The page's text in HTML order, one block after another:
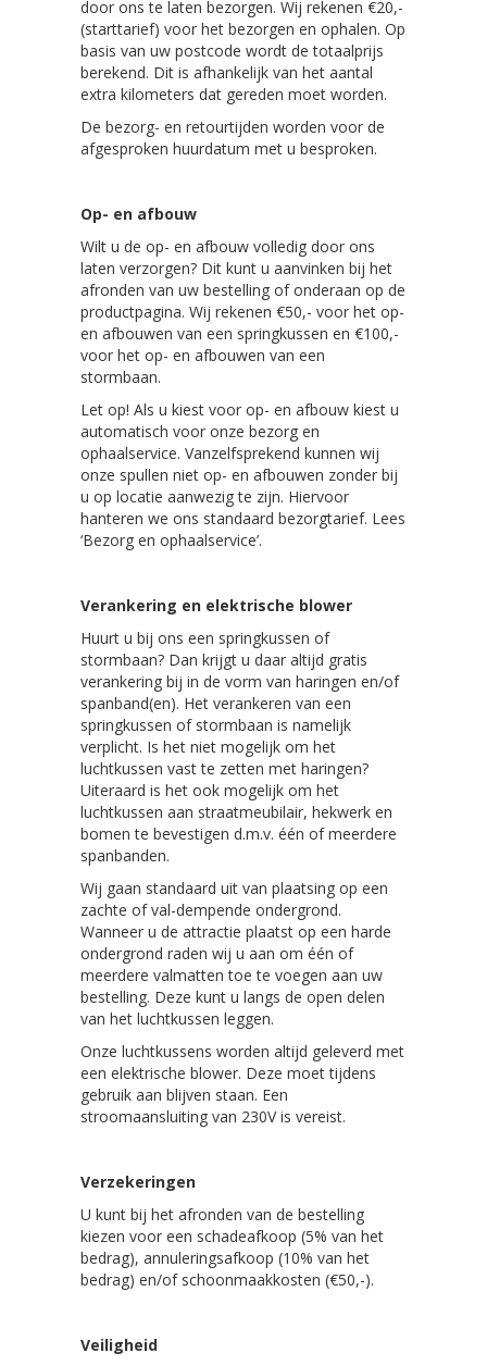
door ons te laten bezorgen. Wij rekenen €20,-
(starttarief) voor het bezorgen en ophalen. Op
basis van uw postcode wordt de totaalprijs
berekend. Dit is afhankelijk van het aantal
extra kilometers dat gereden moet worden.
De bezorg- en retourtijden worden voor de
afgesproken huurdatum met u besproken.
Op- en afbouw
Wilt u de op- en afbouw volledig door ons
laten verzorgen? Dit kunt u aanvinken bij het
afronden van uw bestelling of onderaan op de
productpagina. Wij rekenen €50,- voor het op-
en afbouwen van een springkussen en €100,-
voor het op- en afbouwen van een
stormbaan.
Let op! Als u kiest voor op- en afbouw kiest u
automatisch voor onze bezorg en
ophaalservice. Vanzelfsprekend kunnen wij
onze spullen niet op- en afbouwen zonder bij
u op locatie aanwezig te zijn. Hiervoor
hanteren we ons standaard bezorgtarief. Lees
‘Bezorg en ophaalservice’.
Verankering en elektrische blower
Huurt u bij ons een springkussen of
stormbaan? Dan krijgt u daar altijd gratis
verankering bij in de vorm van haringen en/of
spanband(en). Het verankeren van een
springkussen of stormbaan is namelijk
verplicht. Is het niet mogelijk om het
luchtkussen vast te zetten met haringen?
Uiteraard is het ook mogelijk om het
luchtkussen aan straatmeubilair, hekwerk en
bomen te bevestigen d.m.v. één of meerdere
spanbanden.
Wij gaan standaard uit van plaatsing op een
zachte of val-dempende ondergrond.
Wanneer u de attractie plaatst op een harde
ondergrond raden wij u aan om één of
meerdere valmatten toe te voegen aan uw
bestelling. Deze kunt u langs de open delen
van het luchtkussen leggen.
Onze luchtkussens worden altijd geleverd met
een elektrische blower. Deze moet tijdens
gebruik aan blijven staan. Een
stroomaansluiting van 230V is vereist.
Verzekeringen
U kunt bij het afronden van de bestelling
kiezen voor een schadeafkoop (5% van het
bedrag), annuleringsafkoop (10% van het
bedrag) en/of schoonmaakkosten (€50,-).
Veiligheid